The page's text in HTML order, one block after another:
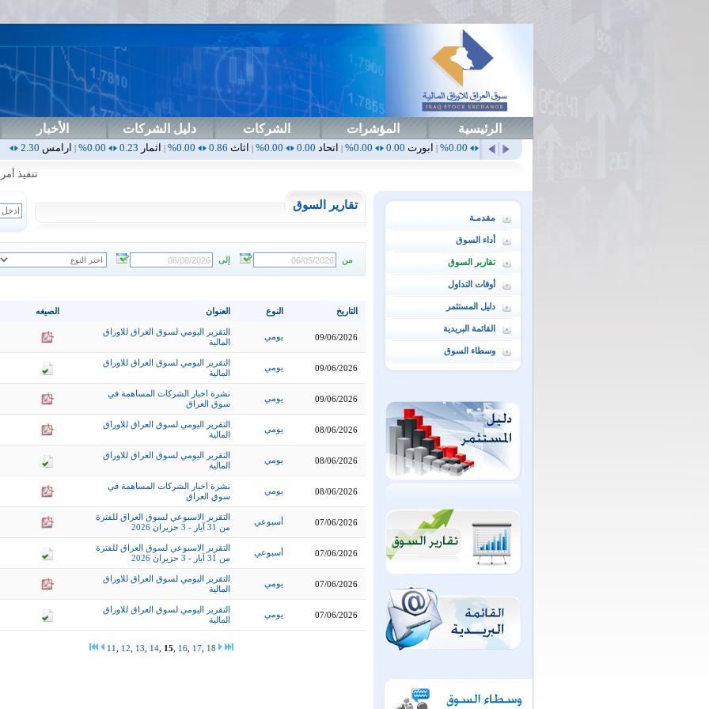
الرئيسية المؤشرات الشركات دليل الشركات الأخبار
ابورت0.00
0.00% اتحاد0.00
0.00% اثاث0.86
0.00% اثمار0.23
0.00% ارامس2.30
0.00% اربيل
تنفيذ أمر
مقدمـة
أداء السوق
تقارير السوق
أوقات التداول
دليل المستثمر
القائمة البريدية
وسطاء السوق
تقارير السوق
من إلى
الصيغه العنوان النوع التاريخ
التقرير اليومي لسوق العراق للاوراق
المالية
يومي 09/06/2026
التقرير اليومي لسوق العراق للاوراق
المالية
يومي 09/06/2026
نشرة اخبار الشركات المساهمة في
سوق العراق
يومي 09/06/2026
التقرير اليومي لسوق العراق للاوراق
المالية
يومي 08/06/2026
التقرير اليومي لسوق العراق للاوراق
المالية
يومي 08/06/2026
نشرة اخبار الشركات المساهمة في
سوق العراق
يومي 08/06/2026
التقرير الاسبوعي لسوق العراق للفترة
من 31 آيار - 3 حزيران 2026
أسبوعي 07/06/2026
التقرير الاسبوعي لسوق العراق للفترة
من 31 آيار - 3 حزيران 2026
أسبوعي 07/06/2026
التقرير اليومي لسوق العراق للاوراق
المالية
يومي 07/06/2026
التقرير اليومي لسوق العراق للاوراق
المالية
يومي 07/06/2026
11 12 13 14 15 16 17 18